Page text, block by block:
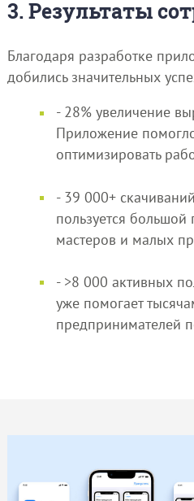
3. Результаты
Благодаря разработке
добились значительных
- 28% увеличение
Приложение
оптимизировать
- 39 000+
пользуется большой
мастеров и малых
- >8 000 активных
уже помогает
предпринимателей